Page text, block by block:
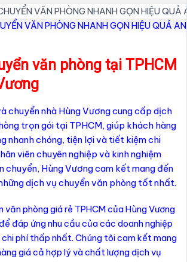
VĂN PHÒNG NHANH GỌN HIỆU QUẢ
văn phòng tại TPHCM
chuyển nhà Hùng Vương cung cấp dịch
trọn gói tại TPHCM, giúp khách hàng
nhanh chóng, tiện lợi và tiết kiệm chi
viên chuyên nghiệp và kinh nghiệm
chuyển, Hùng Vương cam kết mang đến
dịch vụ chuyển văn phòng tốt nhất.
văn phòng giá rẻ TPHCM của Hùng Vương
đáp ứng nhu cầu của các doanh nghiệp
phí thấp nhất. Chúng tôi cam kết mang
giá cả hợp lý và chất lượng dịch vụ